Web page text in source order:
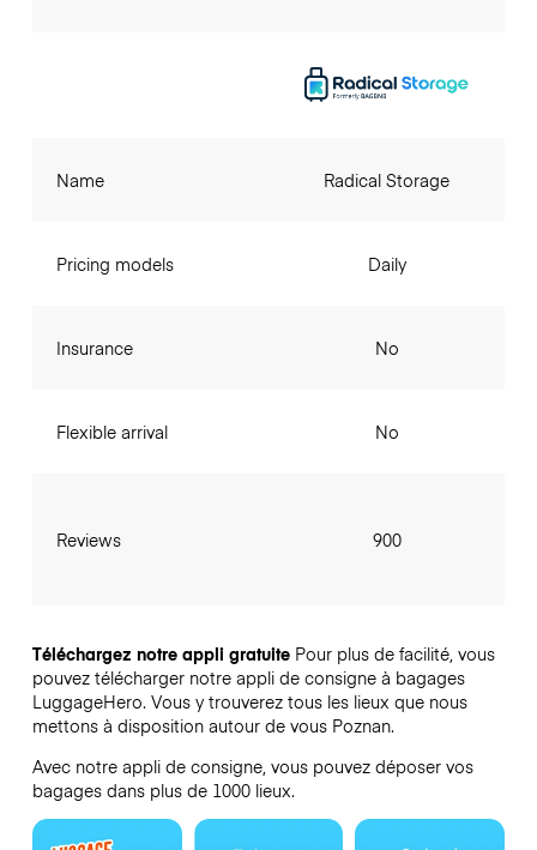
Name
Pricing models
Insurance
Flexible arrival
Reviews
Radical Storage
Daily
No
No
900
Téléchargez notre appli gratuite Pour plus de facilité, vous
pouvez télécharger notre appli de consigne à bagages
LuggageHero. Vous y trouverez tous les lieux que nous
mettons à disposition autour de vous Poznan.
Avec notre appli de consigne, vous pouvez déposer vos
bagages dans plus de 1000 lieux.